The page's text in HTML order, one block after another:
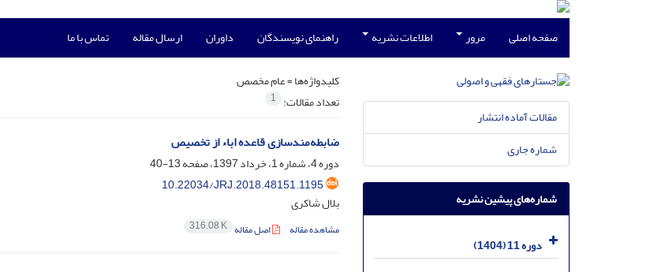
صفحه اصلی مرور اطلاعات نشریه راهنمای نویسندگان داوران ارسال مقاله تماس با ما
کلیدواژه‌ها =عام مخصص
تعداد مقالات: 1
ضابطه‌مندسازی قاعده اباء از تخصیص
دوره 4، شماره 1، خرداد 1397، صفحه
13-40
10.22034/JRJ.2018.48151.1195
بلال شاکری
مشاهده مقاله اصل مقاله 316.08 K
مقالات آماده انتشار
شماره جاری
شماره‌های پیشین نشریه
دوره 11 (1404)